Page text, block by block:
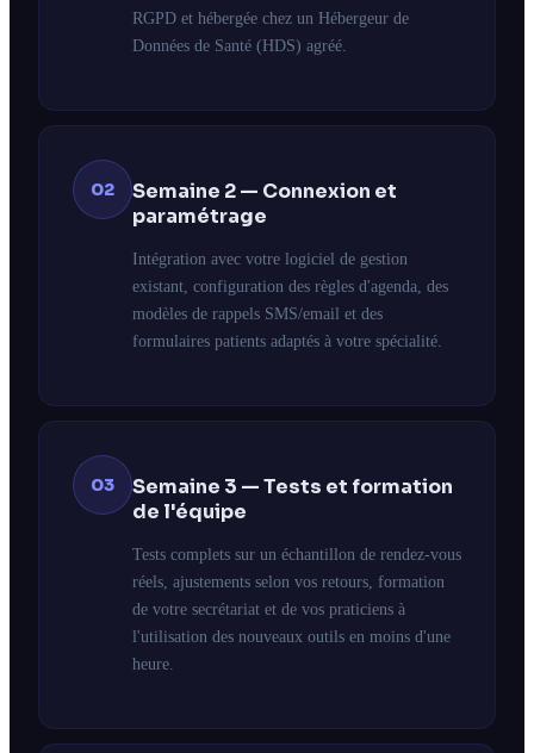
RGPD et hébergée chez un Hébergeur de
Données de Santé (HDS) agréé.
02
Semaine 2 — Connexion et
paramétrage
Intégration avec votre logiciel de gestion
existant, configuration des règles d'agenda, des
modèles de rappels SMS/email et des
formulaires patients adaptés à votre spécialité.
03
Semaine 3 — Tests et formation
de l'équipe
Tests complets sur un échantillon de rendez-vous
réels, ajustements selon vos retours, formation
de votre secrétariat et de vos praticiens à
l'utilisation des nouveaux outils en moins d'une
heure.